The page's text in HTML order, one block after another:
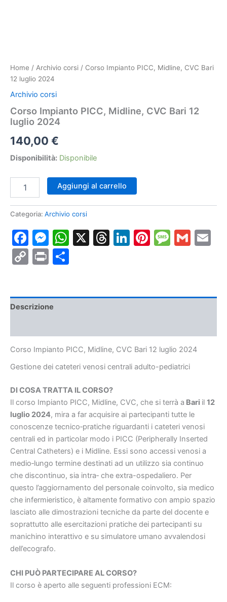
Home / Archivio corsi / Corso Impianto PICC, Midline, CVC Bari
12 luglio 2024
Archivio corsi
Corso Impianto PICC, Midline, CVC Bari 12
luglio 2024
140,00 €
Disponibilità: Disponibile
Impianto
Midline,
Bari
12
luglio
2024
Aggiungi al carrello
Categoria: Archivio corsi
Facebook
Messenger
WhatsApp
X Threads
LinkedIn
Pinterest
Copy
Print
Descrizione
Corso Impianto PICC, Midline, CVC Bari 12 luglio 2024
Gestione dei cateteri venosi centrali adulto-pediatrici
DI COSA TRATTA IL CORSO?
Il corso Impianto PICC, Midline, CVC, che si terrà a Bari il 12
luglio 2024, mira a far acquisire ai partecipanti tutte le
conoscenze tecnico‐pratiche riguardanti i cateteri venosi
centrali ed in particolar modo i PICC (Peripherally Inserted
Central Catheters) e i Midline. Essi sono accessi venosi a
medio‐lungo termine destinati ad un utilizzo sia continuo
che discontinuo, sia intra‐ che extra-ospedaliero. Per
questo l’aggiornamento del personale coinvolto, sia medico
che infermieristico, è altamente formativo con ampio spazio
lasciato alle dimostrazioni tecniche da parte del docente e
soprattutto alle esercitazioni pratiche dei partecipanti su
manichino interattivo e su simulatore umano avvalendosi
dell’ecografo.
CHI PUÒ PARTECIPARE AL CORSO?
Il corso è aperto alle seguenti professioni ECM: